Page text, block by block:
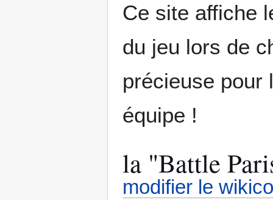
Ce site affiche
du jeu lors de
précieuse pour
équipe !
la "Battle
modifier le